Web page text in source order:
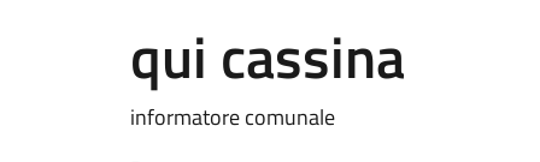
qui cassina
informatore comunale